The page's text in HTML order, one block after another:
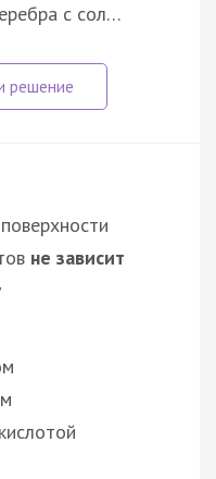
с сол…
не зависит